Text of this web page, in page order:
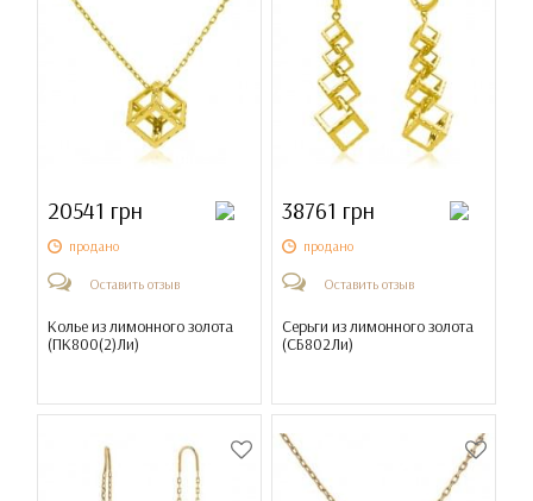
20541 грн
продано
Оставить отзыв
Колье из лимонного золота
(ПК800(2)Ли)
38761 грн
продано
Оставить отзыв
Серьги из лимонного золота
(СБ802Ли)